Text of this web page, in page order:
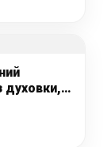
духовки,